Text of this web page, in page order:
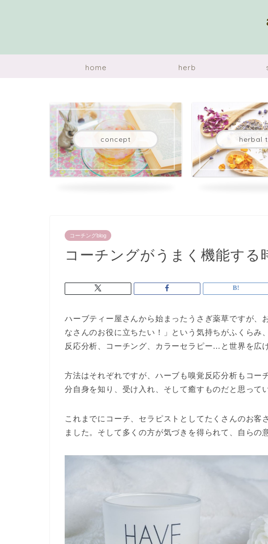
home herb
concept herbal
コーチングblog
コーチングがうまく機能する
ハーブティー屋さんから始まったうさぎ薬草ですが、
なさんのお役に立ちたい！」という気持ちがふくらみ
反応分析、コーチング、カラーセラピー…と世界を広
方法はそれぞれですが、ハーブも嗅覚反応分析もコー
分自身を知り、受け入れ、そして癒すものだと思って
これまでにコーチ、セラピストとしてたくさんのお客
ました。そして多くの方が気づきを得られて、自らの